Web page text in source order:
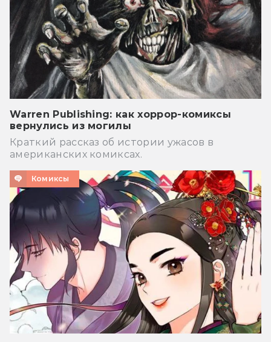
Warren Publishing: как хоррор-комиксы
вернулись из могилы
Краткий рассказ об истории ужасов в
американских комиксах.
Комиксы